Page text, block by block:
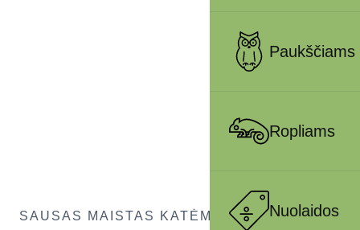
Paukščiams
Ropliams
Nuolaidos
SAUSAS MAISTAS KATĖMS